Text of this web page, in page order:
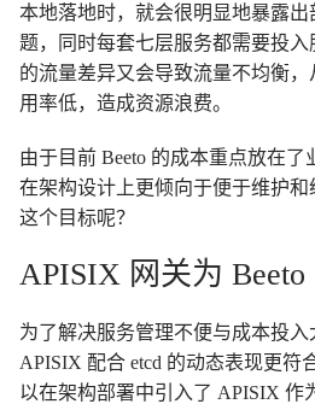
本地落地时，就会很明显地暴露出
题，同时每套七层服务都需要投
的流量差异又会导致流量不均衡，
用率低，造成资源浪费。
由于目前 Beeto 的成本重点放在
在架构设计上更倾向于便于维护
这个目标呢？
APISIX 网关为
为了解决服务管理不便与成本投
APISIX 配合 etcd 的动态表现更符
以在架构部署中引入了 APISIX 作